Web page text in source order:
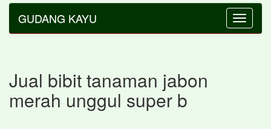
Toggle
GUDANG KAYU
Jual bibit tanaman jabon
merah unggul super b